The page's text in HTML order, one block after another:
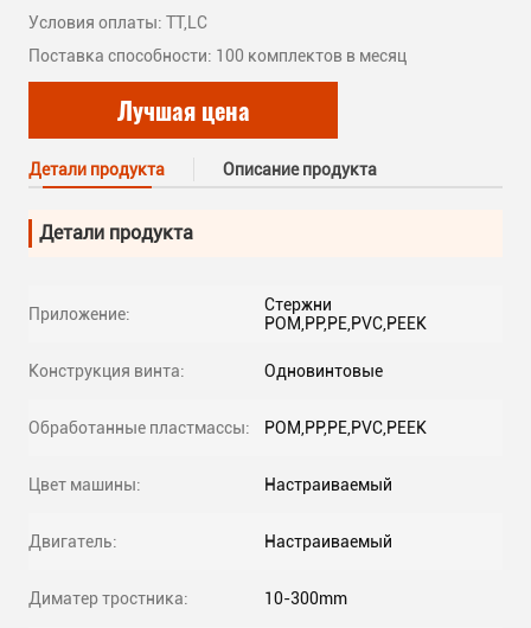
Условия оплаты: TT,LC
Поставка способности: 100 комплектов в месяц
Лучшая цена
Детали продукта Описание продукта
Детали продукта
Приложение:
Стержни
POM,PP,PE,PVC,PEEK
Конструкция винта: Одновинтовые
Обработанные пластмассы: POM,PP,PE,PVC,PEEK
Цвет машины: Настраиваемый
Двигатель: Настраиваемый
Диматер тростника: 10-300mm